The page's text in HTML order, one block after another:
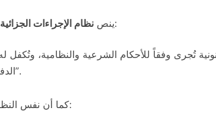
ينص نظام الإجراءات الجزائية السعودي، على:
الدفاع عن نفسه”.
كما أن نفس النظام تنص على أن: